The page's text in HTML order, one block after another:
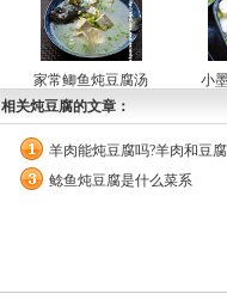
家常鲫鱼炖豆腐汤 小
相关炖豆腐的文章：
羊肉能炖豆腐吗?羊肉和豆
鲶鱼炖豆腐是什么菜系